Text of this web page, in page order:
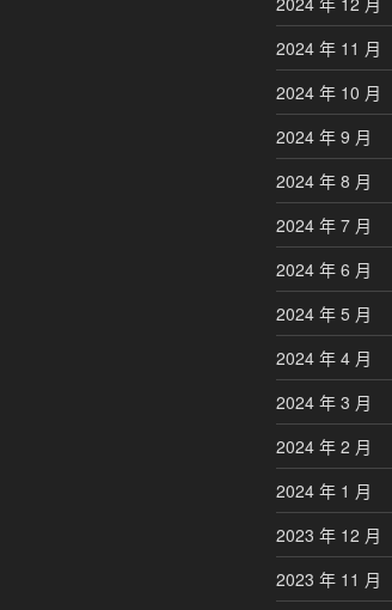
2024 年 11 月
2024 年 10 月
2024 年 9 月
2024 年 8 月
2024 年 7 月
2024 年 6 月
2024 年 5 月
2024 年 4 月
2024 年 3 月
2024 年 2 月
2024 年 1 月
2023 年 12 月
2023 年 11 月